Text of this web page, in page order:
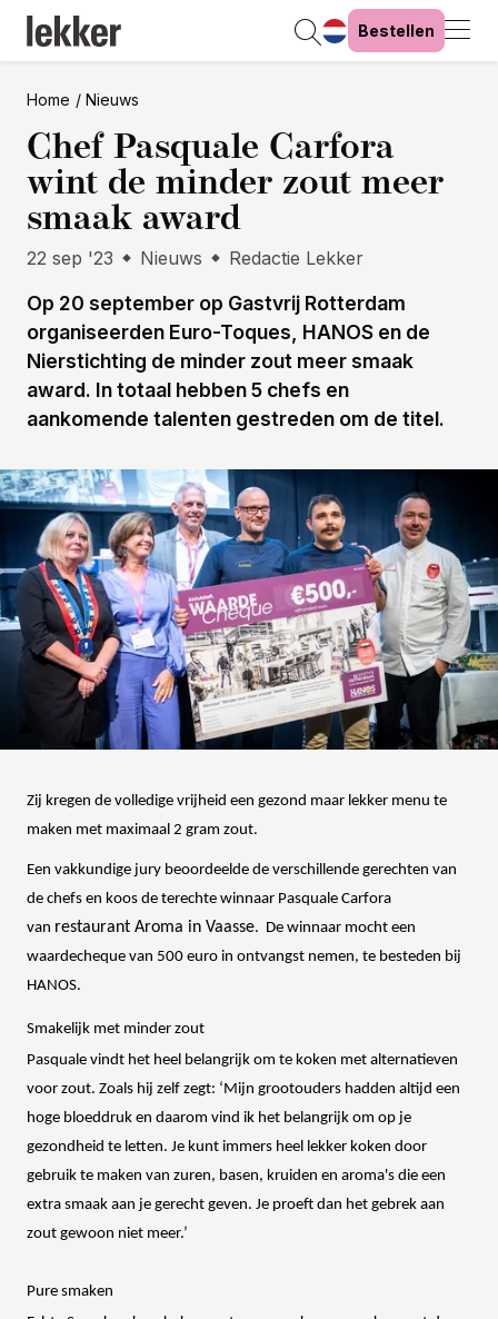
Bestellen
Home Nieuws
Chef Pasquale Carfora
wint de minder zout meer
smaak award
22 sep '23 Nieuws Redactie Lekker
Op 20 september op Gastvrij Rotterdam
organiseerden Euro-Toques, HANOS en de
Nierstichting de minder zout meer smaak
award. In totaal hebben 5 chefs en
aankomende talenten gestreden om de titel.
Zij kregen de volledige vrijheid een gezond maar lekker menu te
maken met maximaal 2 gram zout.
Een vakkundige jury beoordeelde de verschillende gerechten van
de chefs en koos de terechte winnaar Pasquale Carfora
van restaurant Aroma in Vaasse. De winnaar mocht een
waardecheque van 500 euro in ontvangst nemen, te besteden bij
HANOS.
Smakelijk met minder zout
Pasquale vindt het heel belangrijk om te koken met alternatieven
voor zout. Zoals hij zelf zegt: ‘Mijn grootouders hadden altijd een
hoge bloeddruk en daarom vind ik het belangrijk om op je
gezondheid te letten. Je kunt immers heel lekker koken door
gebruik te maken van zuren, basen, kruiden en aroma's die een
extra smaak aan je gerecht geven. Je proeft dan het gebrek aan
zout gewoon niet meer.’
Pure smaken